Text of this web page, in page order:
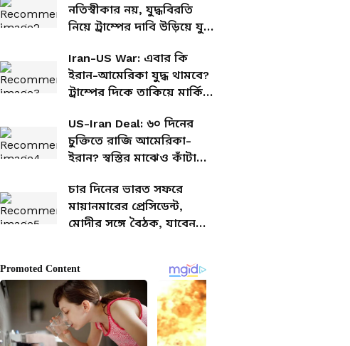
নতিস্বীকার নয়, যুদ্ধবিরতি
নিয়ে ট্রাম্পের দাবি উড়িয়ে যুদ্ধ
Iran-US War: এবার কি
ইরান-আমেরিকা যুদ্ধ থামবে?
ট্রাম্পের দিকে তাকিয়ে মার্কিন
US-Iran Deal: ৬০ দিনের
চুক্তিতে রাজি আমেরিকা-
ইরান? স্বস্তির মাঝেও কাঁটা
চার দিনের ভারত সফরে
মায়ানমারের প্রেসিডেন্ট,
মোদীর সঙ্গে বৈঠক, যাবেন